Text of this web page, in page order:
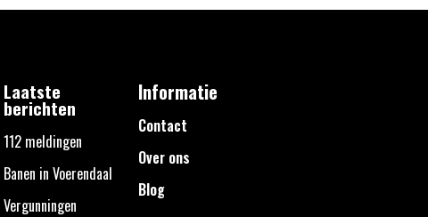
Laatste
berichten
112 meldingen
Banen in Voerendaal
Vergunningen
Informatie
Contact
Over ons
Blog